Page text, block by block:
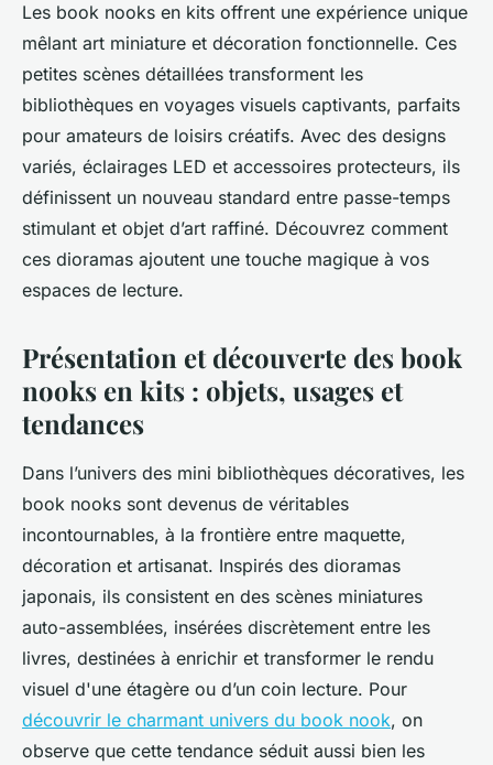
Les book nooks en kits offrent une expérience unique
mêlant art miniature et décoration fonctionnelle. Ces
petites scènes détaillées transforment les
bibliothèques en voyages visuels captivants, parfaits
pour amateurs de loisirs créatifs. Avec des designs
variés, éclairages LED et accessoires protecteurs, ils
définissent un nouveau standard entre passe-temps
stimulant et objet d’art raffiné. Découvrez comment
ces dioramas ajoutent une touche magique à vos
espaces de lecture.
Présentation et découverte des book
nooks en kits : objets, usages et
tendances
Dans l’univers des mini bibliothèques décoratives, les
book nooks sont devenus de véritables
incontournables, à la frontière entre maquette,
décoration et artisanat. Inspirés des dioramas
japonais, ils consistent en des scènes miniatures
auto-assemblées, insérées discrètement entre les
livres, destinées à enrichir et transformer le rendu
visuel d'une étagère ou d’un coin lecture. Pour
découvrir le charmant univers du book nook, on
observe que cette tendance séduit aussi bien les